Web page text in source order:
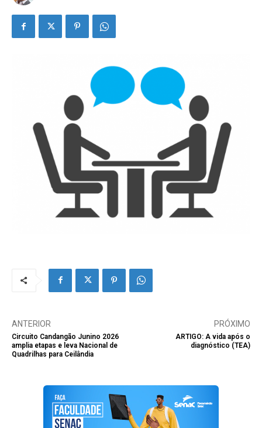
ANTERIOR
Circuito Candangão Junino 2026
amplia etapas e leva Nacional de
Quadrilhas para Ceilândia
PRÓXIMO
ARTIGO: A vida após o
diagnóstico (TEA)